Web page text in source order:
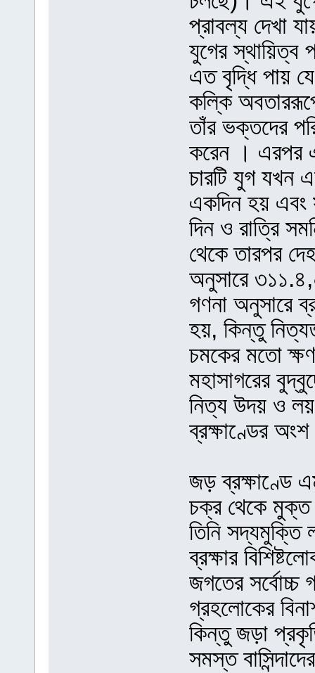
প্রাবল্য দেখা
যুগের
এত বৃদ্ধি পায়
কল্কি
তাঁর ভক্তদের
করেন । এরপর
চারটি যুগ যখন
একদিন হয় এবং
দিন ও রাত্রি
থেকে তারপর
অনুসারে
গণনা অনুসারে
হয়, কিন্তু
চমকের মতো
মহাসাগরের
নিত্য উদয় ও লয়
ব্রক্ষাণ্ডের
জড় ব্রক্ষাণ্ডে
চক্র থেকে
তিনি সদ্যমুক্তি
ব্রক্ষার
জগতের
গ্রহলোকের
কিন্তু জড়া
সমস্ত